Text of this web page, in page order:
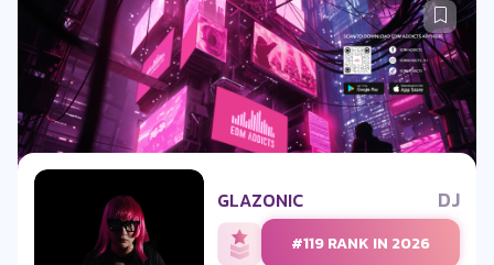
GLAZONIC DJ
#119 RANK IN 2026